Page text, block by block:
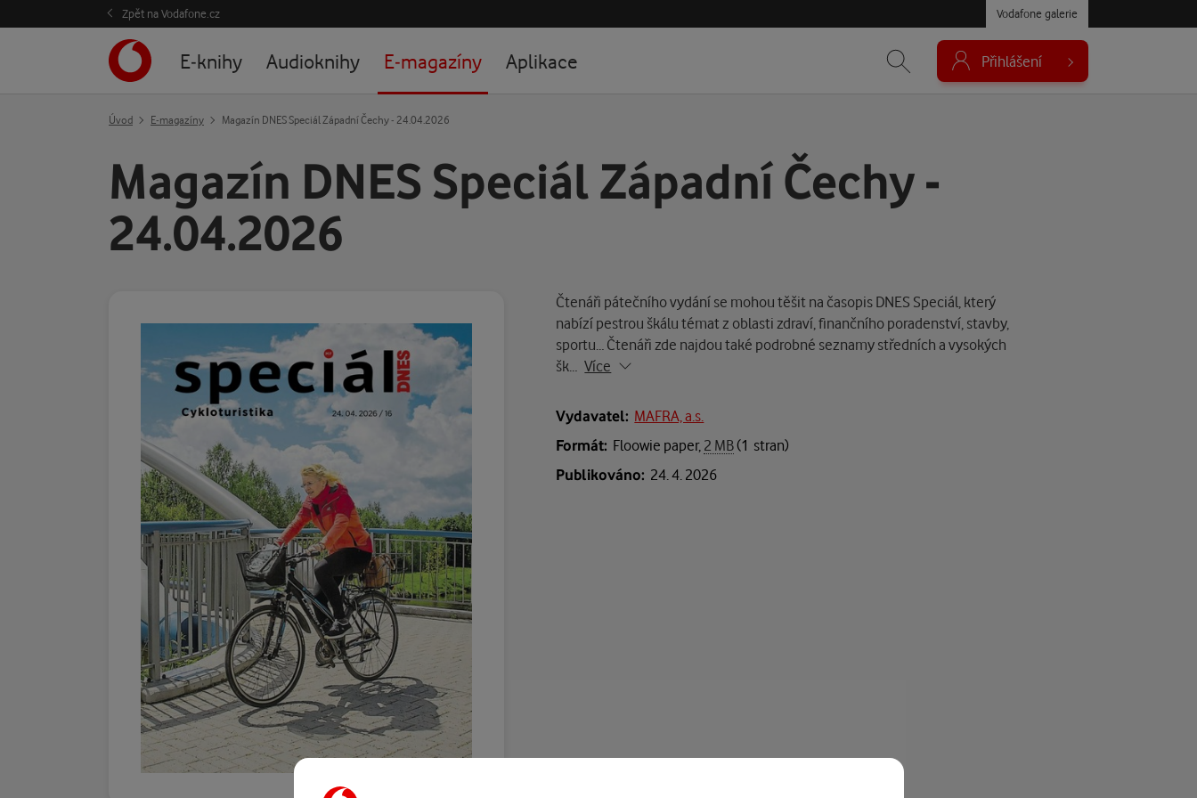
Zpět na Vodafone.cz Vodafone galerie
E-knihy Audioknihy E-magazíny Aplikace Přihlášení
Úvod E-magazíny Magazín DNES Speciál Západní Čechy - 24.04.2026
Magazín DNES Speciál Západní Čechy -
24.04.2026
Čtenáři pátečního vydání se mohou těšit na časopis DNES Speciál, který
nabízí pestrou škálu témat z oblasti zdraví, finančního poradenství, stavby,
sportu… Čtenáři zde najdou také podrobné seznamy středních a vysokých
šk…Více
Vydavatel: MAFRA, a.s.
Formát: Floowie paper, 2 MB(1 stran)
Publikováno: 24. 4. 2026